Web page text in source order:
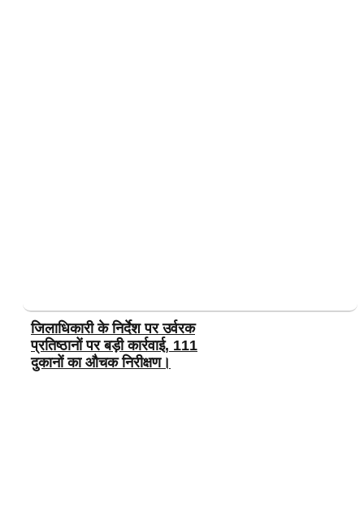
जिलाधिकारी के निर्देश पर उर्वरक
प्रतिष्ठानों पर बड़ी कार्रवाई, 111
दुकानों का औचक निरीक्षण।